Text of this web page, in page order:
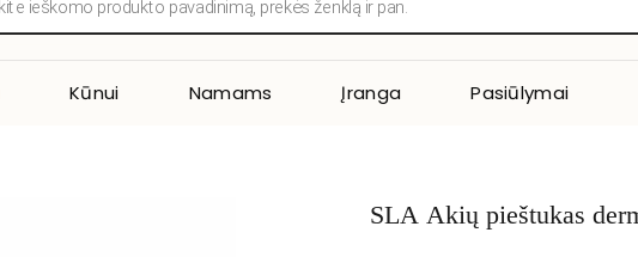
Kūnui Namams Įranga Pasiūlymai
SLA Akių pieštukas